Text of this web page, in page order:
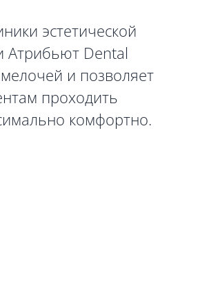
эстетической
Атрибьют Dental
и позволяет
проходить
комфортно.